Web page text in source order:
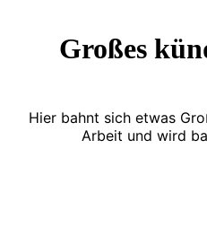
Großes
Hier bahnt sich etwas
Arbeit und wird